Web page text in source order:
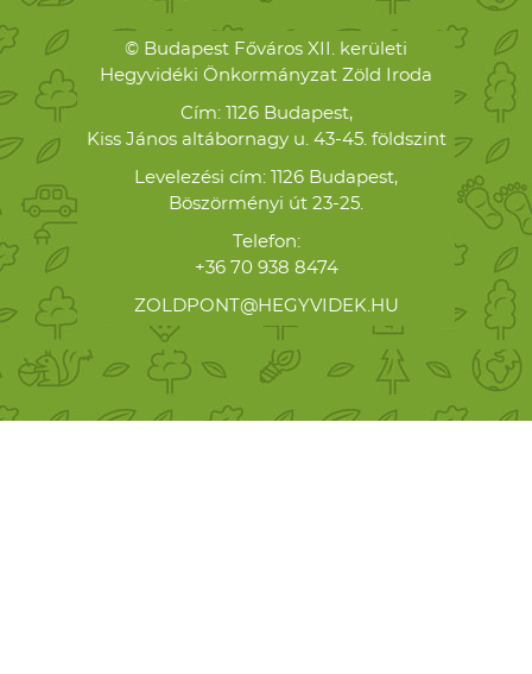
© Budapest Főváros XII. kerületi
Hegyvidéki Önkormányzat Zöld Iroda
Cím: 1126 Budapest,
Kiss János altábornagy u. 43-45. földszint
Levelezési cím: 1126 Budapest,
Böszörményi út 23-25.
Telefon:
+36 70 938 8474
ZOLDPONT@HEGYVIDEK.HU